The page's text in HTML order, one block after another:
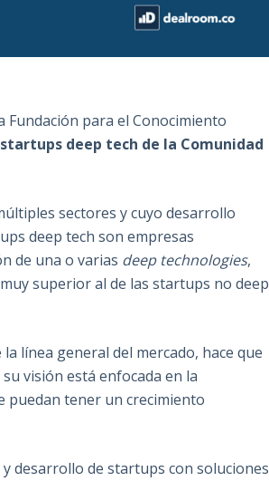
Fundación para el Conocimiento
deep tech de la Comunidad
sectores y cuyo desarrollo
deep tech son empresas
de una o varias deep technologies,
superior al de las startups no deep
línea general del mercado, hace que
visión está enfocada en la
puedan tener un crecimiento
desarrollo de startups con soluciones